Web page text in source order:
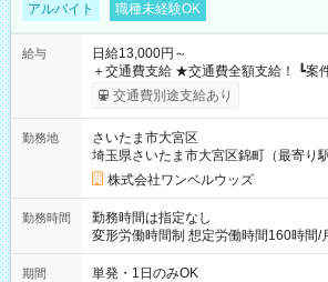
アルバイト 職種未経験OK
給与
日給13,000円～
＋交通費支給 ★交通費全額支給！ ┗案件により規定あり ★日払
いOK！（規定あり） ┗働いたその日に
ンビニATMから 日払い分を引き落とせます！ 【試
交通費別途支給あり
勤務地
さいたま市大宮区
埼玉県さいたま市大宮区錦町（最寄り
株式会社ワンベルウッズ
勤務時間
勤務時間は指定なし
変形労働時間制 想定労働時間160時間/月 【シフト例】 ・8：
～21：00
期間 単発・1日のみOK